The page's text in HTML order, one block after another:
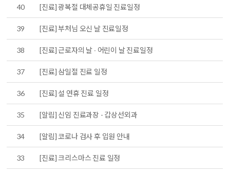
40 [진료] 광복절 대체공휴일 진료일정
39 [진료] 부처님 오신 날 진료일정
38 [진료] 근로자의 날 ∙ 어린이 날 진료일정
37 [진료] 삼일절 진료 일정
36 [진료] 설 연휴 진료 일정
35 [알림] 신임 진료과장 - 갑상선외과
34 [알림] 코로나 검사 후 입원 안내
33 [진료] 크리스마스 진료 일정